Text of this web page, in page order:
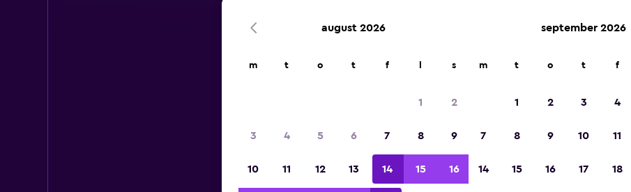
2023
august 2026
m t o t f s
1 2
3 4 5 6 7 8 9
10 11 12 13 14 15 16
september 2026
m t o t f
1 2 3 4
7 8 9 10 11
14 15 16 17 18